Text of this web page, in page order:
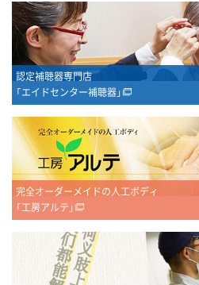
認定補聴器専門店
「エイドセンター補聴器」
完全オーダーメイドの人工ボディ
「工房アルテ」